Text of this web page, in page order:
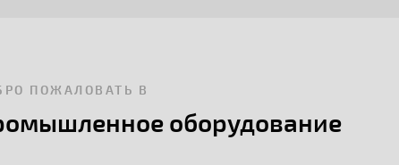
ПОЖАЛОВАТЬ В
оборудование